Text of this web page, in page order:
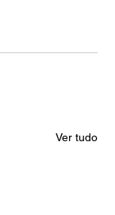
Ver tudo